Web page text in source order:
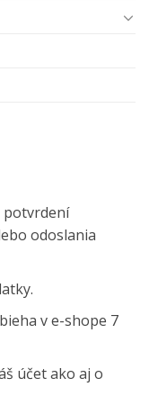
potvrdení
odoslania
v e-shope 7
účet ako aj o